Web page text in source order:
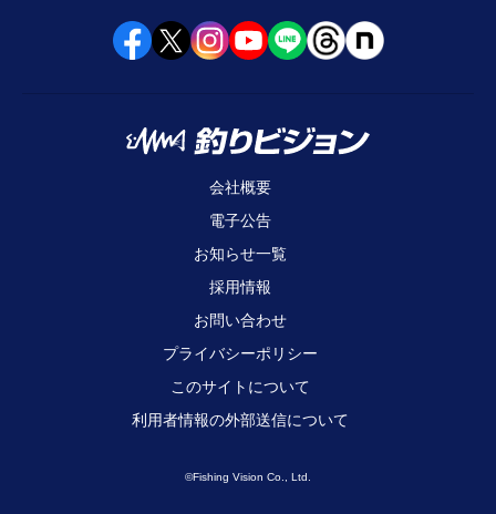
会社概要
電子公告
お知らせ一覧
採用情報
お問い合わせ
プライバシーポリシー
このサイトについて
利用者情報の外部送信について
©Fishing Vision Co., Ltd.